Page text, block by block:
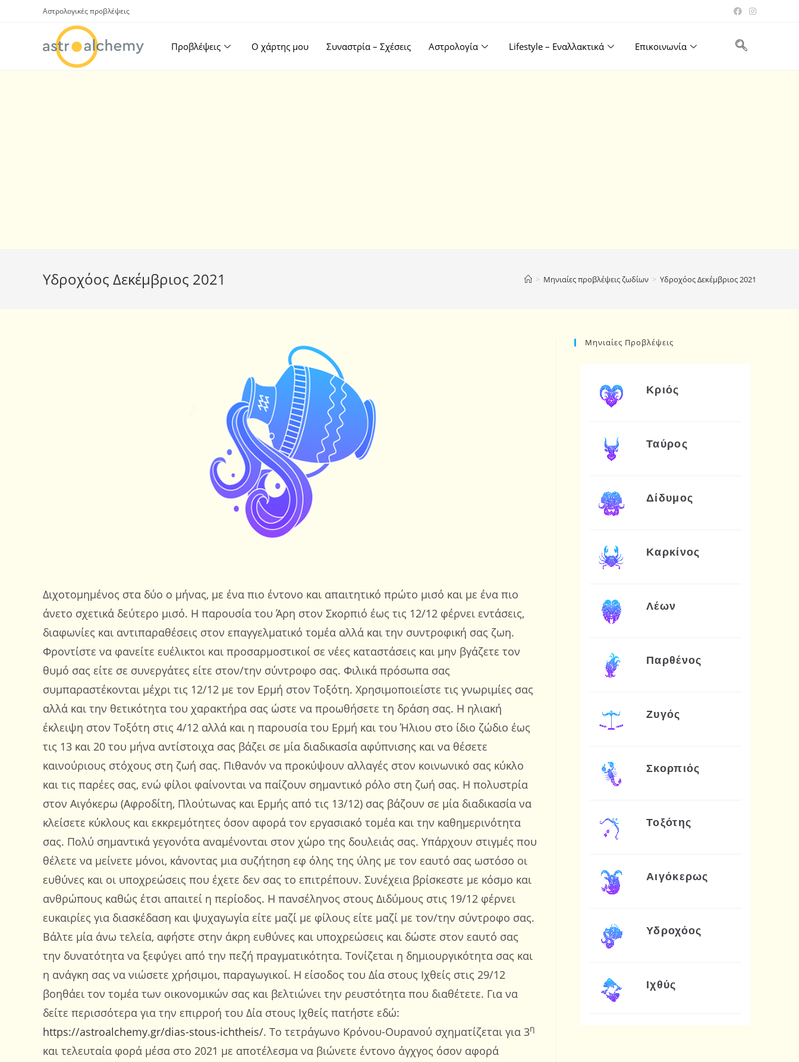
Αστρολογικές προβλέψεις
Προβλέψεις Ο χάρτης μου Συναστρία – Σχέσεις Αστρολογία Lifestyle – Εναλλακτικά Επικοινωνία
Υδροχόος Δεκέμβριος 2021 > Μηνιαίες προβλέψεις ζωδίων > Υδροχόος Δεκέμβριος 2021
Διχοτομημένος στα δύο ο μήνας, με ένα πιο έντονο και απαιτητικό πρώτο μισό και με ένα πιο
άνετο σχετικά δεύτερο μισό. Η παρουσία του Άρη στον Σκορπιό έως τις 12/12 φέρνει εντάσεις,
διαφωνίες και αντιπαραθέσεις στον επαγγελματικό τομέα αλλά και την συντροφική σας ζωη.
Φροντίστε να φανείτε ευέλικτοι και προσαρμοστικοί σε νέες καταστάσεις και μην βγάζετε τον
θυμό σας είτε σε συνεργάτες είτε στον/την σύντροφο σας. Φιλικά πρόσωπα σας
συμπαραστέκονται μέχρι τις 12/12 με τον Ερμή στον Τοξότη. Χρησιμοποιείστε τις γνωριμίες σας
αλλά και την θετικότητα του χαρακτήρα σας ώστε να προωθήσετε τη δράση σας. Η ηλιακή
έκλειψη στον Τοξότη στις 4/12 αλλά και η παρουσία του Ερμή και του Ήλιου στο ίδιο ζώδιο έως
τις 13 και 20 του μήνα αντίστοιχα σας βάζει σε μία διαδικασία αφύπνισης και να θέσετε
καινούριους στόχους στη ζωή σας. Πιθανόν να προκύψουν αλλαγές στον κοινωνικό σας κύκλο
και τις παρέες σας, ενώ φίλοι φαίνονται να παίζουν σημαντικό ρόλο στη ζωή σας. Η πολυστρία
στον Αιγόκερω (Αφροδίτη, Πλούτωνας και Ερμής από τις 13/12) σας βάζουν σε μία διαδικασία να
κλείσετε κύκλους και εκκρεμότητες όσον αφορά τον εργασιακό τομέα και την καθημερινότητα
σας. Πολύ σημαντικά γεγονότα αναμένονται στον χώρο της δουλειάς σας. Υπάρχουν στιγμές που
θέλετε να μείνετε μόνοι, κάνοντας μια συζήτηση εφ όλης της ύλης με τον εαυτό σας ωστόσο οι
ευθύνες και οι υποχρεώσεις που έχετε δεν σας το επιτρέπουν. Συνέχεια βρίσκεστε με κόσμο και
ανθρώπους καθώς έτσι απαιτεί η περίοδος. Η πανσέληνος στους Διδύμους στις 19/12 φέρνει
ευκαιρίες για διασκέδαση και ψυχαγωγία είτε μαζί με φίλους είτε μαζί με τον/την σύντροφο σας.
Βάλτε μία άνω τελεία, αφήστε στην άκρη ευθύνες και υποχρεώσεις και δώστε στον εαυτό σας
την δυνατότητα να ξεφύγει από την πεζή πραγματικότητα. Τονίζεται η δημιουργικότητα σας και
η ανάγκη σας να νιώσετε χρήσιμοι, παραγωγικοί. Η είσοδος του Δία στους Ιχθείς στις 29/12
βοηθάει τον τομέα των οικονομικών σας και βελτιώνει την ρευστότητα που διαθέτετε. Για να
δείτε περισσότερα για την επιρροή του Δία στους Ιχθείς πατήστε εδώ:
https://astroalchemy.gr/dias-stous-ichtheis/. Το τετράγωνο Κρόνου-Ουρανού σχηματίζεται για 3η
και τελευταία φορά μέσα στο 2021 με αποτέλεσμα να βιώνετε έντονο άγχγος όσον αφορά
Μηνιαίες Προβλέψεις
Κριός
Ταύρος
Δίδυμος
Καρκίνος
Λέων
Παρθένος
Ζυγός
Σκορπιός
Τοξότης
Αιγόκερως
Υδροχόος
Ιχθύς